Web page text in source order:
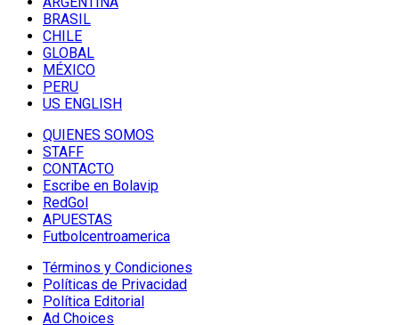
BRASIL
CHILE
GLOBAL
MÉXICO
PERU
US ENGLISH
QUIENES SOMOS
STAFF
CONTACTO
Escribe en Bolavip
RedGol
APUESTAS
Futbolcentroamerica
Términos y Condiciones
Políticas de Privacidad
Política Editorial
Ad Choices